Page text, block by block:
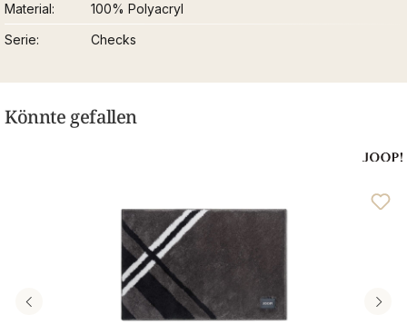
Material
100% Polyacryl
Serie
Checks
Könnte gefallen